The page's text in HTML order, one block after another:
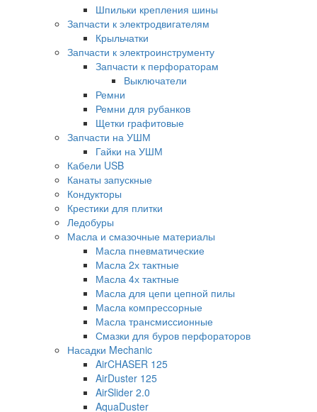
Шпильки крепления шины
Запчасти к электродвигателям
Крыльчатки
Запчасти к электроинструменту
Запчасти к перфораторам
Выключатели
Ремни
Ремни для рубанков
Щетки графитовые
Запчасти на УШМ
Гайки на УШМ
Кабели USB
Канаты запускные
Кондукторы
Крестики для плитки
Ледобуры
Масла и смазочные материалы
Масла пневматические
Масла 2х тактные
Масла 4х тактные
Масла для цепи цепной пилы
Масла компрессорные
Масла трансмиссионные
Смазки для буров перфораторов
Насадки Mechanic
AirCHASER 125
AirDuster 125
AirSlider 2.0
AquaDuster